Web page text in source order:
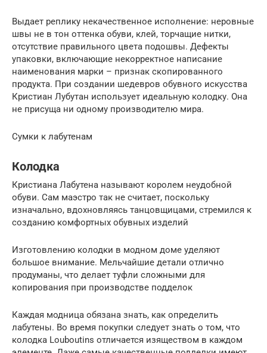
Выдает реплику некачественное исполнение: неровные
швы не в тон оттенка обуви, клей, торчащие нитки,
отсутствие правильного цвета подошвы. Дефекты
упаковки, включающие некорректное написание
наименования марки – признак скопированного
продукта. При создании шедевров обувного искусства
Кристиан Лубутан использует идеальную колодку. Она
не присуща ни одному производителю мира.
Сумки к лабутенам
Колодка
Кристиана Лабутена называют королем неудобной
обуви. Сам маэстро так не считает, поскольку
изначально, вдохновляясь танцовщицами, стремился к
созданию комфортных обувных изделий
Изготовлению колодки в модном доме уделяют
большое внимание. Мельчайшие детали отлично
продуманы, что делает туфли сложными для
копирования при производстве подделок
Каждая модница обязана знать, как определить
лабутены. Во время покупки следует знать о том, что
колодка Louboutins отличается изяществом в каждом